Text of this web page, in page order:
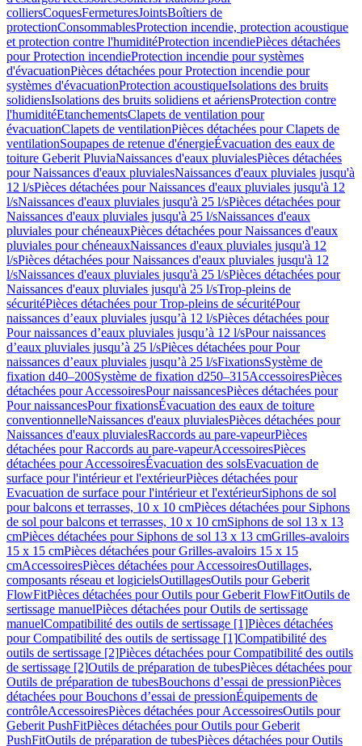
colliersCoquesFermeturesJointsBoîtiers de
protectionConsommablesProtection incendie, protection acoustique
et protection contre l'humiditéProtection incendiePièces détachées
pour Protection incendieProtection incendie pour systèmes
d'évacuationPièces détachées pour Protection incendie pour
systèmes d'évacuationProtection acoustiqueIsolations des bruits
solidiensIsolations des bruits solidiens et aériensProtection contre
l'humiditéEtanchementsClapets de ventilation pour
évacuationClapets de ventilationPièces détachées pour Clapets de
ventilationSoupapes de retenue d'énergieÉvacuation des eaux de
toiture Geberit PluviaNaissances d'eaux pluvialesPièces détachées
pour Naissances d'eaux pluvialesNaissances d'eaux pluviales jusqu'à
12 l/sPièces détachées pour Naissances d'eaux pluviales jusqu'à 12
l/sNaissances d'eaux pluviales jusqu'à 25 l/sPièces détachées pour
Naissances d'eaux pluviales jusqu'à 25 l/sNaissances d'eaux
pluviales pour chéneauxPièces détachées pour Naissances d'eaux
pluviales pour chéneauxNaissances d'eaux pluviales jusqu'à 12
l/sPièces détachées pour Naissances d'eaux pluviales jusqu'à 12
l/sNaissances d'eaux pluviales jusqu'à 25 l/sPièces détachées pour
Naissances d'eaux pluviales jusqu'à 25 l/sTrop-pleins de
sécuritéPièces détachées pour Trop-pleins de sécuritéPour
naissances d’eaux pluviales jusqu’à 12 l/sPièces détachées pour
Pour naissances d’eaux pluviales jusqu’à 12 l/sPour naissances
d’eaux pluviales jusqu’à 25 l/sPièces détachées pour Pour
naissances d’eaux pluviales jusqu’à 25 l/sFixationsSystème de
fixation d40–200Système de fixation d250–315AccessoiresPièces
détachées pour AccessoiresPour naissancesPièces détachées pour
Pour naissancesPour fixationsÉvacuation des eaux de toiture
conventionnelleNaissances d'eaux pluvialesPièces détachées pour
Naissances d'eaux pluvialesRaccords au pare-vapeurPièces
détachées pour Raccords au pare-vapeurAccessoiresPièces
détachées pour AccessoiresÉvacuation des solsEvacuation de
surface pour l'intérieur et l'extérieurPièces détachées pour
Evacuation de surface pour l'intérieur et l'extérieurSiphons de sol
pour balcons et terrasses, 10 x 10 cmPièces détachées pour Siphons
de sol pour balcons et terrasses, 10 x 10 cmSiphons de sol 13 x 13
cmPièces détachées pour Siphons de sol 13 x 13 cmGrilles-avaloirs
15 x 15 cmPièces détachées pour Grilles-avaloirs 15 x 15
cmAccessoiresPièces détachées pour AccessoiresOutillages,
composants réseau et logicielsOutillagesOutils pour Geberit
FlowFitPièces détachées pour Outils pour Geberit FlowFitOutils de
sertissage manuelPièces détachées pour Outils de sertissage
manuelCompatibilité des outils de sertissage [1]Pièces détachées
pour Compatibilité des outils de sertissage [1]Compatibilité des
outils de sertissage [2]Pièces détachées pour Compatibilité des outils
de sertissage [2]Outils de préparation de tubesPièces détachées pour
Outils de préparation de tubesBouchons d’essai de pressionPièces
détachées pour Bouchons d’essai de pressionÉquipements de
contrôleAccessoiresPièces détachées pour AccessoiresOutils pour
Geberit PushFitPièces détachées pour Outils pour Geberit
PushFitOutils de préparation de tubesPièces détachées pour Outils